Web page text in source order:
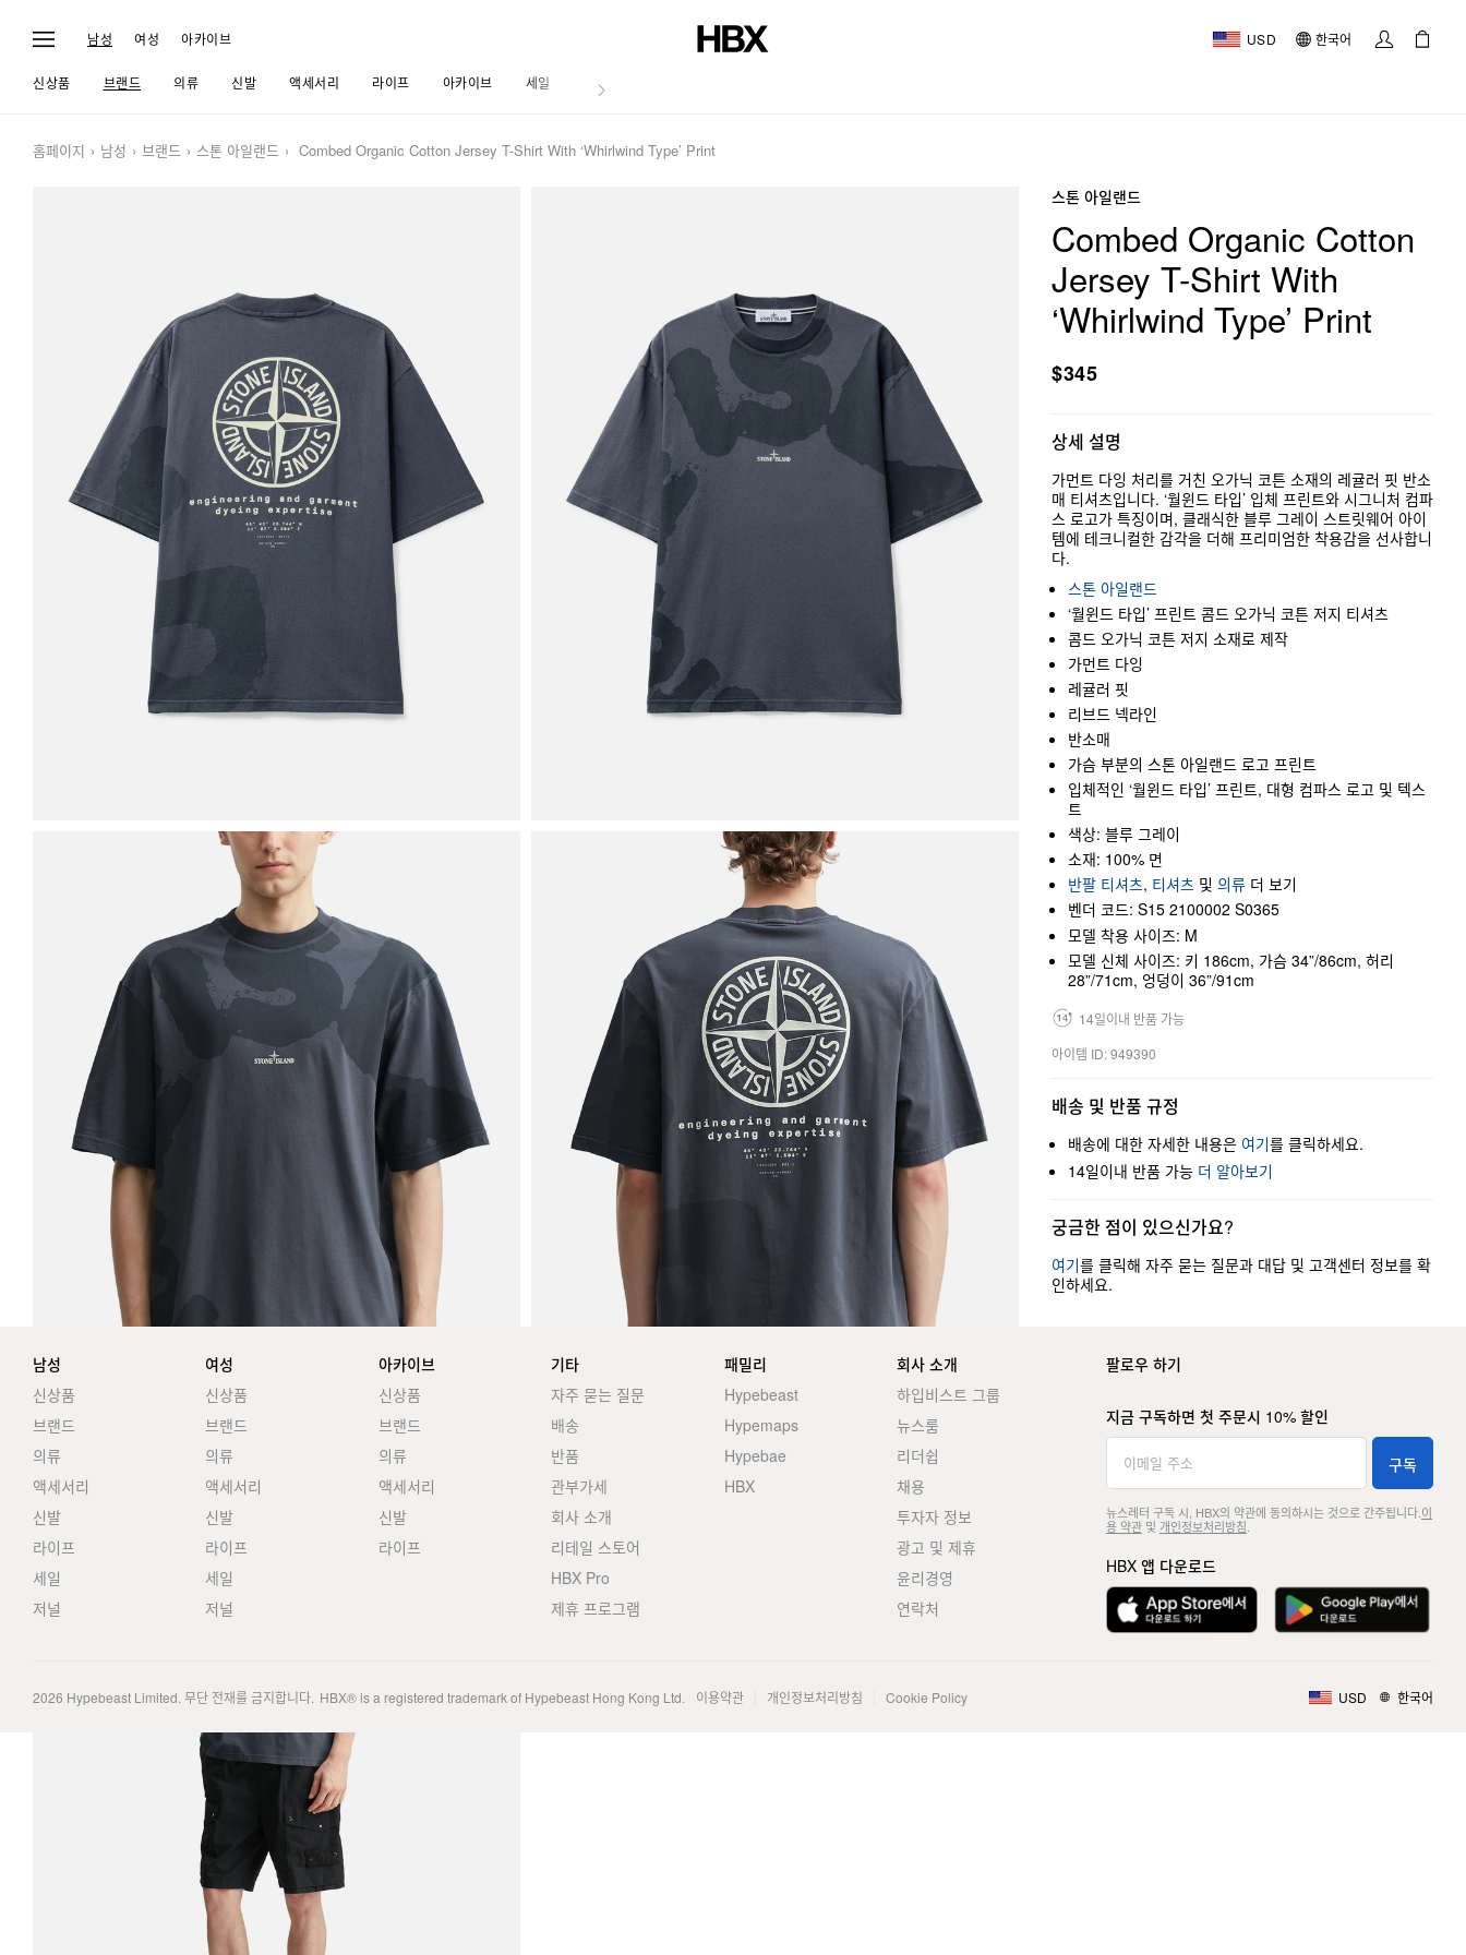
남성 여성 아카이브 USD 한국어
신상품 브랜드 의류 신발 액세서리 라이프 아카이브 세일 저널
홈페이지 남성 브랜드 스톤 아일랜드 Combed Organic Cotton Jersey T-Shirt With ‘Whirlwind Type’ Print
스톤 아일랜드
Combed Organic Cotton
Jersey T-Shirt With
‘Whirlwind Type’ Print
$345
상세 설명
가먼트 다잉 처리를 거친 오가닉 코튼 소재의 레귤러 핏 반소
매 티셔츠입니다. ‘월윈드 타입’ 입체 프린트와 시그니처 컴파
스 로고가 특징이며, 클래식한 블루 그레이 스트릿웨어 아이
템에 테크니컬한 감각을 더해 프리미엄한 착용감을 선사합니
다.
스톤 아일랜드
‘월윈드 타입’ 프린트 콤드 오가닉 코튼 저지 티셔츠
콤드 오가닉 코튼 저지 소재로 제작
가먼트 다잉
레귤러 핏
리브드 넥라인
반소매
가슴 부분의 스톤 아일랜드 로고 프린트
입체적인 ‘월윈드 타입’ 프린트, 대형 컴파스 로고 및 텍스
트
색상: 블루 그레이
소재: 100% 면
반팔 티셔츠, 티셔츠 및 의류 더 보기
벤더 코드: S15 2100002 S0365
모델 착용 사이즈: M
모델 신체 사이즈: 키 186cm, 가슴 34”/86cm, 허리
28”/71cm, 엉덩이 36”/91cm
14일이내 반품 가능
아이템 ID: 949390
배송 및 반품 규정
배송에 대한 자세한 내용은 여기를 클릭하세요.
14일이내 반품 가능 더 알아보기
궁금한 점이 있으신가요?
여기를 클릭해 자주 묻는 질문과 대답 및 고객센터 정보를 확
인하세요.
남성
신상품
브랜드
의류
액세서리
신발
라이프
세일
저널
여성
신상품
브랜드
의류
액세서리
신발
라이프
세일
저널
아카이브
신상품
브랜드
의류
액세서리
신발
라이프
기타
자주 묻는 질문
배송
반품
관부가세
회사 소개
리테일 스토어
HBX Pro
제휴 프로그램
패밀리
Hypebeast
Hypemaps
Hypebae
HBX
회사 소개
하입비스트 그룹
뉴스룸
리더쉽
채용
투자자 정보
광고 및 제휴
윤리경영
연락처
팔로우 하기
지금 구독하면 첫 주문시 10% 할인
구독
뉴스레터 구독 시, HBX의 약관에 동의하시는 것으로 간주됩니다. 이
용 약관및 개인정보처리방침
HBX 앱 다운로드
2026 Hypebeast Limited. 무단 전재를 금지합니다. HBX® is a registered trademark of Hypebeast Hong Kong Ltd. 이용약관 개인정보처리방침 Cookie Policy USD 한국어